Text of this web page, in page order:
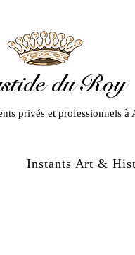
du Roy
privés et professionnels à
Instants Art &